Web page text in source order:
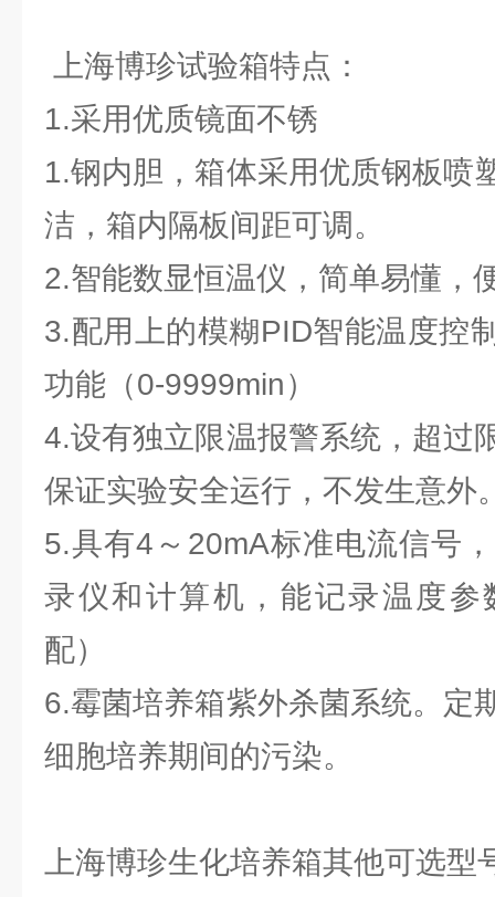
上海博珍试验箱特点：
1.采用优质镜面不锈
1.钢内胆，箱体采用优质钢板喷
洁，箱内隔板间距可调。
2.智能数显恒温仪，简单易懂，
3.配用上的模糊PID智能温度控
功能（0-9999min）
4.设有独立限温报警系统，超过
保证实验安全运行，不发生意外
5.具有4～20mA标准电流信号
录仪和计算机，能记录温度参
配）
6.霉菌培养箱紫外杀菌系统。定
细胞培养期间的污染。
上海博珍生化培养箱其他可选型